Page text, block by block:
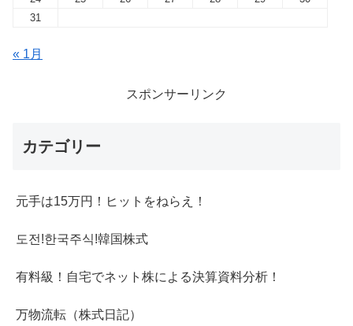
31
« 1月
スポンサーリンク
カテゴリー
元手は15万円！ヒットをねらえ！
도전!한국주식!韓国株式
有料級！自宅でネット株による決算資料分析！
万物流転（株式日記）